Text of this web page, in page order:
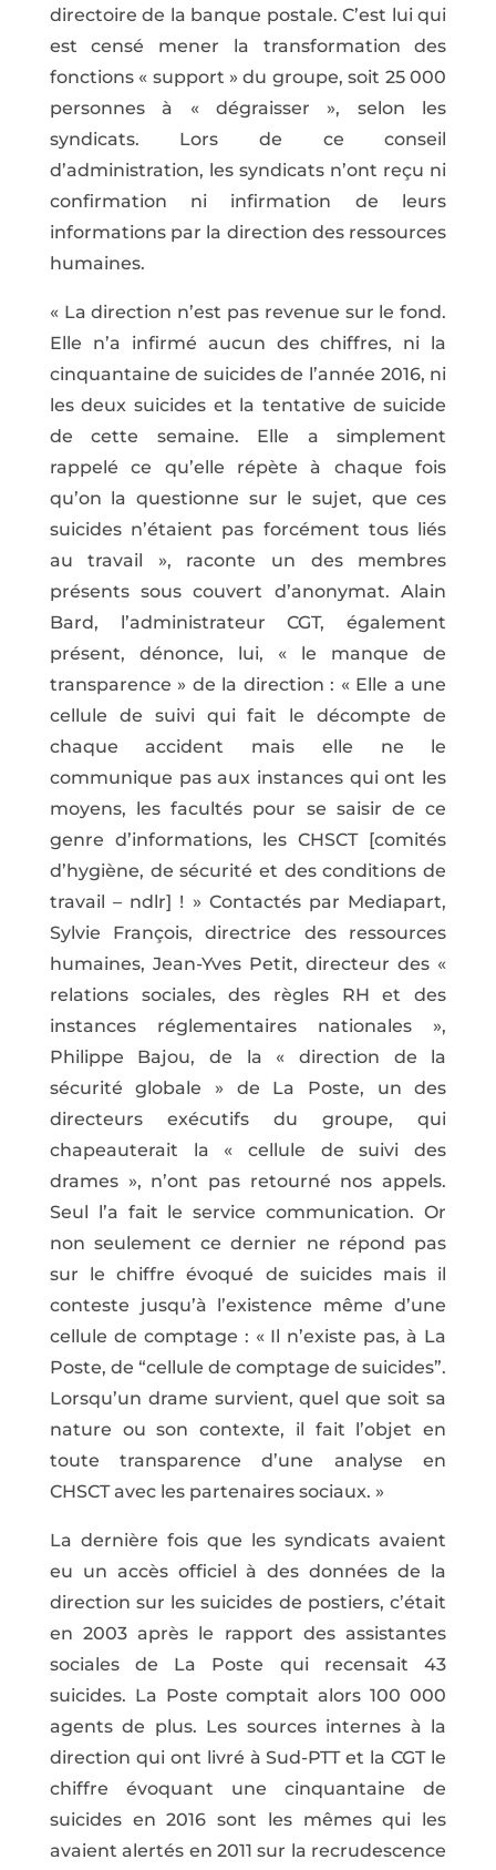
directoire de la banque postale. C’est lui qui
est censé mener la transformation des
fonctions « support » du groupe, soit 25 000
personnes à « dégraisser », selon les
syndicats. Lors de ce conseil
d’administration, les syndicats n’ont reçu ni
confirmation ni infirmation de leurs
informations par la direction des ressources
humaines.
« La direction n’est pas revenue sur le fond.
Elle n’a infirmé aucun des chiffres, ni la
cinquantaine de suicides de l’année 2016, ni
les deux suicides et la tentative de suicide
de cette semaine. Elle a simplement
rappelé ce qu’elle répète à chaque fois
qu’on la questionne sur le sujet, que ces
suicides n’étaient pas forcément tous liés
au travail », raconte un des membres
présents sous couvert d’anonymat. Alain
Bard, l’administrateur CGT, également
présent, dénonce, lui, « le manque de
transparence » de la direction : « Elle a une
cellule de suivi qui fait le décompte de
chaque accident mais elle ne le
communique pas aux instances qui ont les
moyens, les facultés pour se saisir de ce
genre d’informations, les CHSCT [comités
d’hygiène, de sécurité et des conditions de
travail – ndlr] ! » Contactés par Mediapart,
Sylvie François, directrice des ressources
humaines, Jean-Yves Petit, directeur des «
relations sociales, des règles RH et des
instances réglementaires nationales »,
Philippe Bajou, de la « direction de la
sécurité globale » de La Poste, un des
directeurs exécutifs du groupe, qui
chapeauterait la « cellule de suivi des
drames », n’ont pas retourné nos appels.
Seul l’a fait le service communication. Or
non seulement ce dernier ne répond pas
sur le chiffre évoqué de suicides mais il
conteste jusqu’à l’existence même d’une
cellule de comptage : « Il n’existe pas, à La
Poste, de “cellule de comptage de suicides”.
Lorsqu’un drame survient, quel que soit sa
nature ou son contexte, il fait l’objet en
toute transparence d’une analyse en
CHSCT avec les partenaires sociaux. »
La dernière fois que les syndicats avaient
eu un accès officiel à des données de la
direction sur les suicides de postiers, c’était
en 2003 après le rapport des assistantes
sociales de La Poste qui recensait 43
suicides. La Poste comptait alors 100 000
agents de plus. Les sources internes à la
direction qui ont livré à Sud-PTT et la CGT le
chiffre évoquant une cinquantaine de
suicides en 2016 sont les mêmes qui les
avaient alertés en 2011 sur la recrudescence